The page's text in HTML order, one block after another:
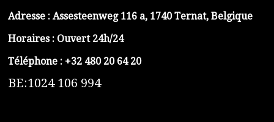
Adresse : Assesteenweg 116 a, 1740 Ternat, Belgique
Horaires : Ouvert 24h/24
Téléphone : +32 480 20 64 20
BE:1024 106 994